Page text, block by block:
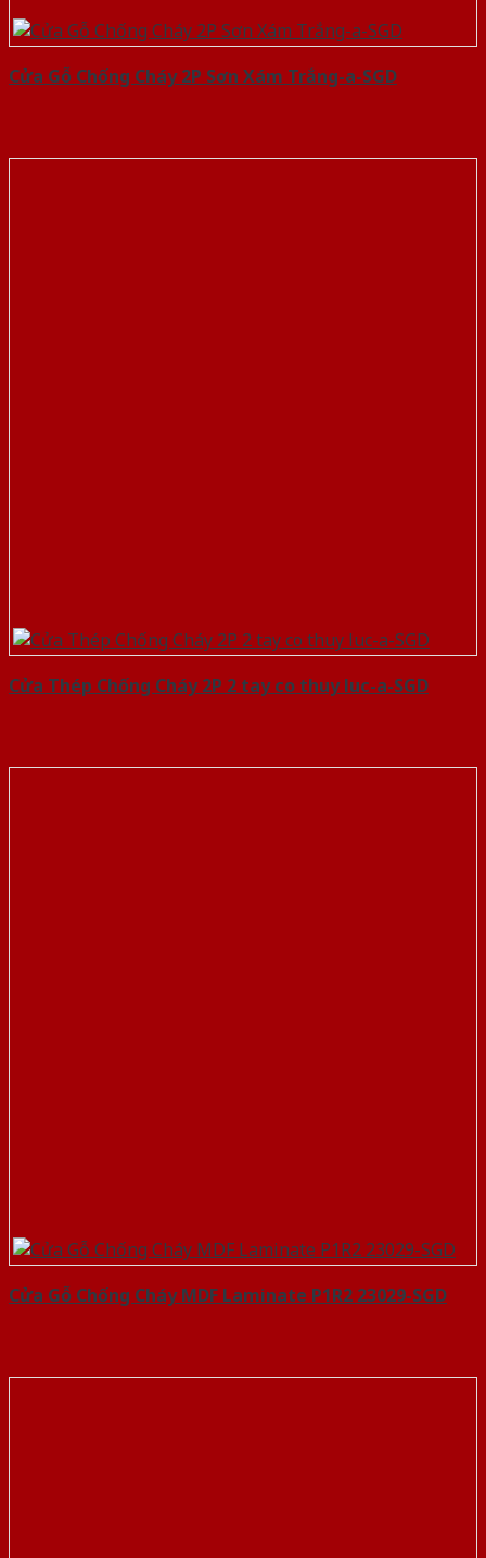
Cửa Gỗ Chống Cháy 2P Sơn Xám Trắng-a-SGD
Cửa Thép Chống Cháy 2P 2 tay co thuy luc-a-SGD
Cửa Gỗ Chống Cháy MDF Laminate P1R2 23029-SGD